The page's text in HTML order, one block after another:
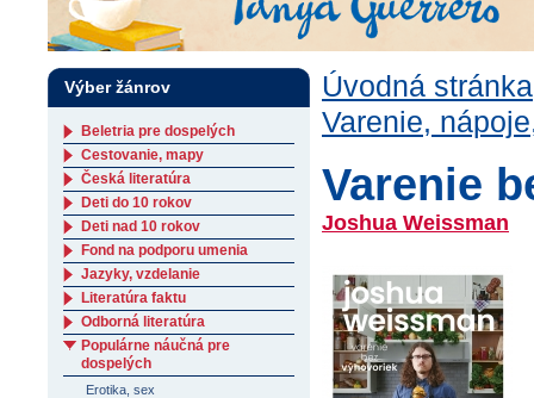
Úvodná stránka
Varenie,
Varenie
Joshua Weissman
Výber žánrov
Beletria pre dospelých
Cestovanie, mapy
Česká literatúra
Deti do 10 rokov
Deti nad 10 rokov
Fond na podporu umenia
Jazyky, vzdelanie
Literatúra faktu
Odborná literatúra
Populárne náučná pre
dospelých
Erotika, sex